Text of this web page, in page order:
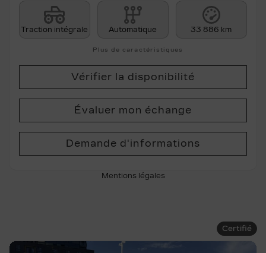
Traction intégrale Automatique 33 886 km
Plus de caractéristiques
Vérifier la disponibilité
Évaluer mon échange
Demande d'informations
Mentions légales
Certifié